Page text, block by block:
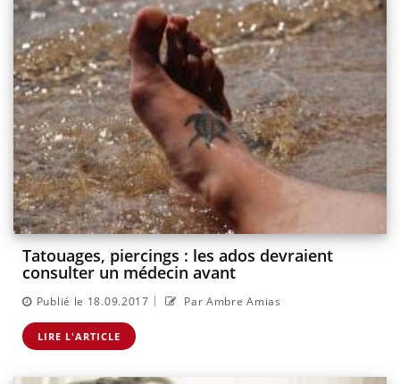
Tatouages, piercings : les ados devraient
consulter un médecin avant
Publié le 18.09.2017 | Par Ambre Amias
LIRE L'ARTICLE